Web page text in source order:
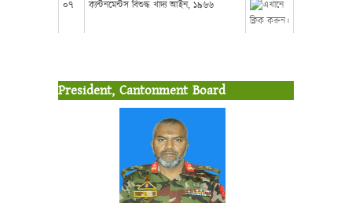
০৭ ক্যন্টনমেন্টস বিশুদ্ধ খাদ্য আইন, ১৯৬৬
President, Cantonment Board